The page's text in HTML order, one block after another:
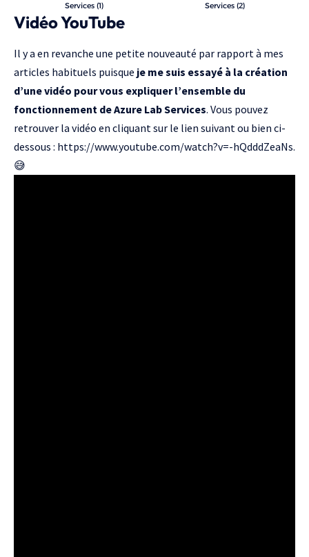
Services (1)
Services (2)
Vidéo YouTube
Il y a en revanche une petite nouveauté par rapport à mes
articles habituels puisque je me suis essayé à la création
d’une vidéo pour vous expliquer l’ensemble du
fonctionnement de Azure Lab Services. Vous pouvez
retrouver la vidéo en cliquant sur le lien suivant ou bien ci-
dessous : https://www.youtube.com/watch?v=-hQdddZeaNs.
😅